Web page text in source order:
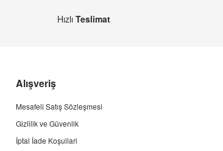
Hızlı Teslimat
Alışveriş
Mesafeli Satış Sözleşmesi
Gizlilik ve Güvenlik
İptal İade Koşullari